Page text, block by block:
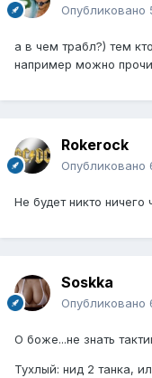
Опубликовано
а в чем трабл?) тем
например можно
Rokerock
Опубликовано
Не будет никто ничего
Soskka
Опубликовано
О боже...не знать
Тухлый: нид 2 танка,